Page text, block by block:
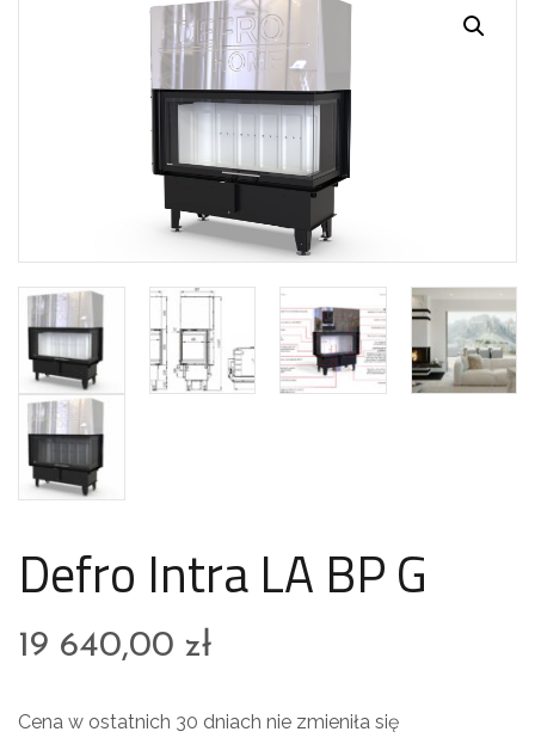
Defro Intra LA BP G
19 640,00 zł
Cena w ostatnich 30 dniach nie zmieniła się